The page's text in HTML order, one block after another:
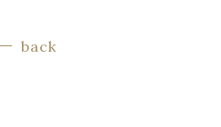
back